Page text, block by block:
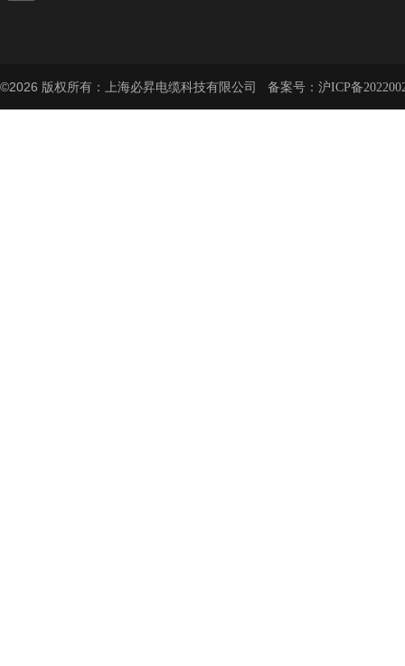
©2026 版权所有：上海必昇电缆科技有限公司 备案号： 沪ICP备